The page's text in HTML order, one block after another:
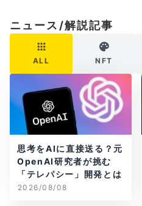
ニュース/解説記事
ALL NFT
思考をAIに直接送る？元
OpenAI研究者が挑む
「テレパシー」開発とは
2026/08/08